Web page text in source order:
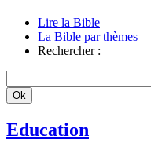
Lire la Bible
La Bible par thèmes
Rechercher :
Education